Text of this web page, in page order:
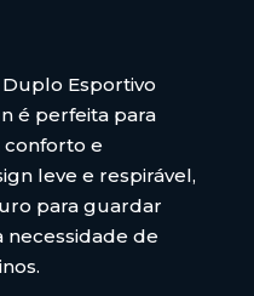
Esportivo
é perfeita para
e
leve e respirável,
para guardar
necessidade de